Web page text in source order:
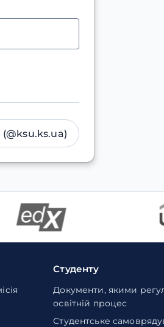
(@ksu.ks.ua)
Студенту
Документи, якими
освітній процес
Студентське